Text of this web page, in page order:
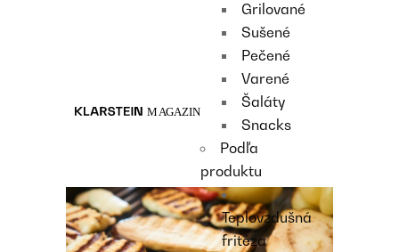
Grilované
Sušené
Pečené
Varené
Šaláty
Snacks
Podľa
produktu
Teplovzdušná
fritéza